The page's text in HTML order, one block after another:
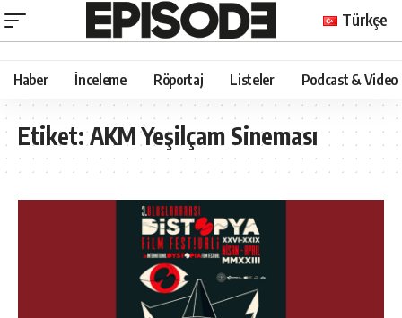
Türkçe
Haber İnceleme Röportaj Listeler Podcast & Video
Etiket:AKM Yeşilçam Sineması